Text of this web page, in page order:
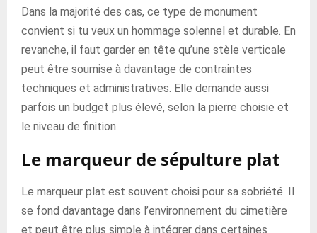
Dans la majorité des cas, ce type de monument
convient si tu veux un hommage solennel et durable. En
revanche, il faut garder en tête qu’une stèle verticale
peut être soumise à davantage de contraintes
techniques et administratives. Elle demande aussi
parfois un budget plus élevé, selon la pierre choisie et
le niveau de finition.
Le marqueur de sépulture plat
Le marqueur plat est souvent choisi pour sa sobriété. Il
se fond davantage dans l’environnement du cimetière
et peut être plus simple à intégrer dans certaines